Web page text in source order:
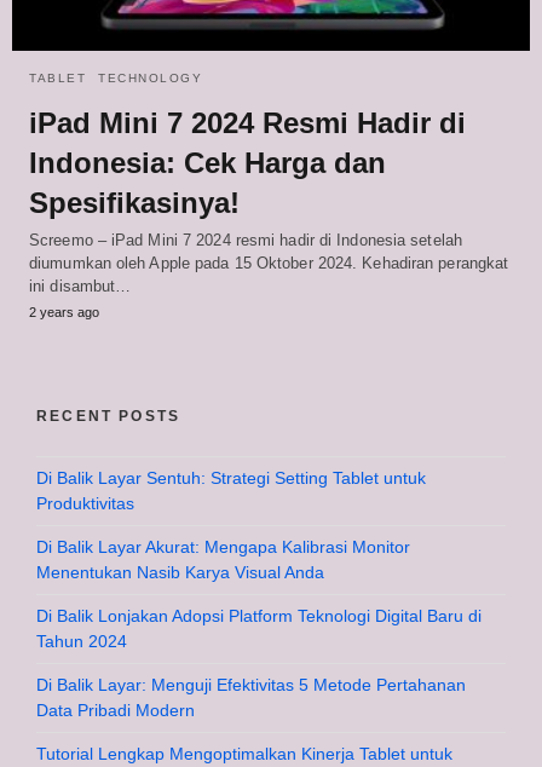
TABLET TECHNOLOGY
iPad Mini 7 2024 Resmi Hadir di
Indonesia: Cek Harga dan
Spesifikasinya!
Screemo – iPad Mini 7 2024 resmi hadir di Indonesia setelah
diumumkan oleh Apple pada 15 Oktober 2024. Kehadiran perangkat
ini disambut…
2 years ago
RECENT POSTS
Di Balik Layar Sentuh: Strategi Setting Tablet untuk
Produktivitas
Di Balik Layar Akurat: Mengapa Kalibrasi Monitor
Menentukan Nasib Karya Visual Anda
Di Balik Lonjakan Adopsi Platform Teknologi Digital Baru di
Tahun 2024
Di Balik Layar: Menguji Efektivitas 5 Metode Pertahanan
Data Pribadi Modern
Tutorial Lengkap Mengoptimalkan Kinerja Tablet untuk